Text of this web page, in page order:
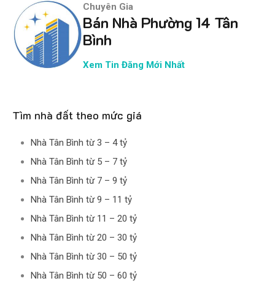
Chuyên Gia
Bán Nhà Phường 14 Tân
Bình
Xem Tin Đăng Mới Nhất
Tìm nhà đất theo mức giá
Nhà Tân Bình từ 3 – 4 tỷ
Nhà Tân Bình từ 5 – 7 tỷ
Nhà Tân Bình từ 7 – 9 tỷ
Nhà Tân Bình từ 9 – 11 tỷ
Nhà Tân Bình từ 11 – 20 tỷ
Nhà Tân Bình từ 20 – 30 tỷ
Nhà Tân Bình từ 30 – 50 tỷ
Nhà Tân Bình từ 50 – 60 tỷ